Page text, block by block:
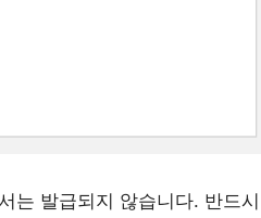
는 발급되지 않습니다. 반드시